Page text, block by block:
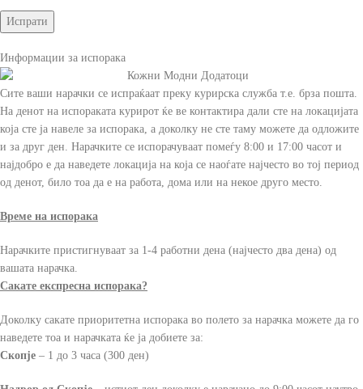
Информации за испорака
Сите ваши нарачки се испраќаат преку курирска служба т.е. брза пошта.
На денот на испораката курирот ќе ве контактира дали сте на локацијата
која сте ја навеле за испорака, а доколку не сте таму можете да одложите
и за друг ден. Нарачките се испорачуваат помеѓу 8:00 и 17:00 часот и
најдобро е да наведете локација на која се наоѓате најчесто во тој период
од денот, било тоа да е на работа, дома или на некое друго место.
Време на испорака
Нарачките пристигнуваат за 1-4 работни дена (најчесто два дена) од
вашата нарачка.
Сакате експресна испорака?
Доколку сакате приоритетна испорака во полето за нарачка можете да го
наведете тоа и нарачката ќе ја добиете за:
Скопје – 1 до 3 часа (300 ден)